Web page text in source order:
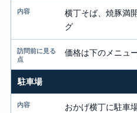
横丁そば、焼豚満
グ
価格は下のメニュ
駐車場
おかげ横丁に駐車